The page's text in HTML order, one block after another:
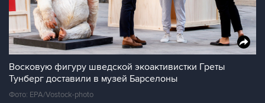
Восковую фигуру шведской экоактивистки Греты
Тунберг доставили в музей Барселоны
Фото: EPA/Vostock-photo